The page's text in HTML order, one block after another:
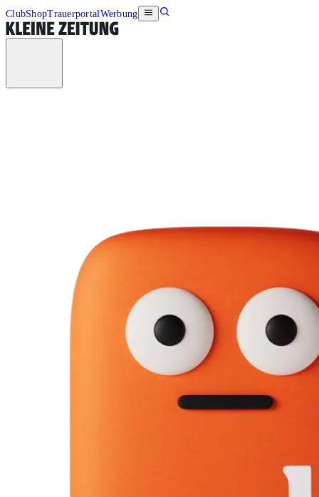
ClubShopTrauerportalWerbung